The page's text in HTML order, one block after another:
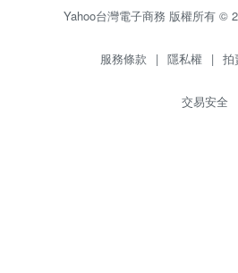
Yahoo台灣電子商務 版權所有 ©
服務條款 | 隱私權 | 拍
交易安全